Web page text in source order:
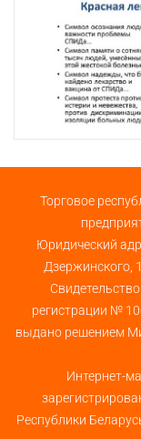
Торговое
Юридический
Дзержинского,
регистрации №
выдано решением
Интернет-
Республики